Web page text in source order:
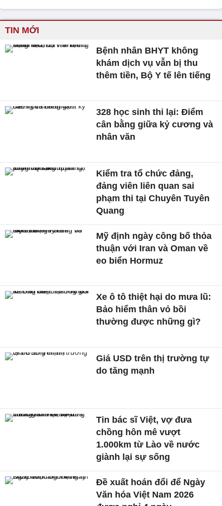
TIN MỚI
Bệnh nhân BHYT không
khám dịch vụ vẫn bị thu
thêm tiền, Bộ Y tế lên tiếng
328 học sinh thi lại: Điểm
cân bằng giữa kỷ cương và
nhân văn
Kiểm tra tổ chức đảng,
đảng viên liên quan sai
phạm thi tại Chuyên Tuyên
Quang
Mỹ định ngày công bố thỏa
thuận với Iran và Oman về
eo biển Hormuz
Xe ô tô thiệt hại do mưa lũ:
Bảo hiểm thân vỏ bồi
thường được những gì?
Giá USD trên thị trường tự
do tăng mạnh
Tin bác sĩ Việt, vợ đưa
chồng hôn mê vượt
1.000km từ Lào về nước
giành lại sự sống
Đề xuất hoán đổi để Ngày
Văn hóa Việt Nam 2026